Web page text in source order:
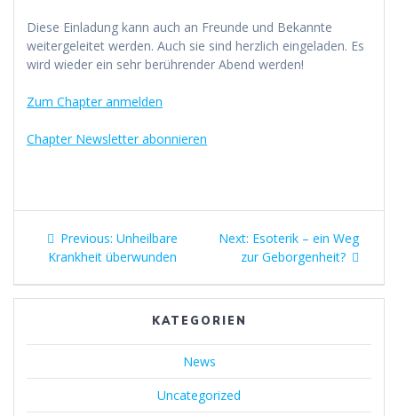
Diese Einladung kann auch an Freunde und Bekannte
weitergeleitet werden. Auch sie sind herzlich eingeladen. Es
wird wieder ein sehr berührender Abend werden!
Zum Chapter anmelden
Chapter Newsletter abonnieren
Beitragsnavigation
Previous: Previous
post:
Unheilbare
Krankheit überwunden
Next: Next
post:
Esoterik – ein Weg
zur Geborgenheit?
KATEGORIEN
News
Uncategorized